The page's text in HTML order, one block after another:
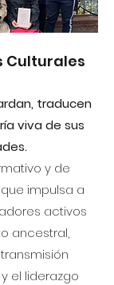
Culturales
traducen
viva de sus
y de
impulsa a
activos
ancestral,
el liderazgo